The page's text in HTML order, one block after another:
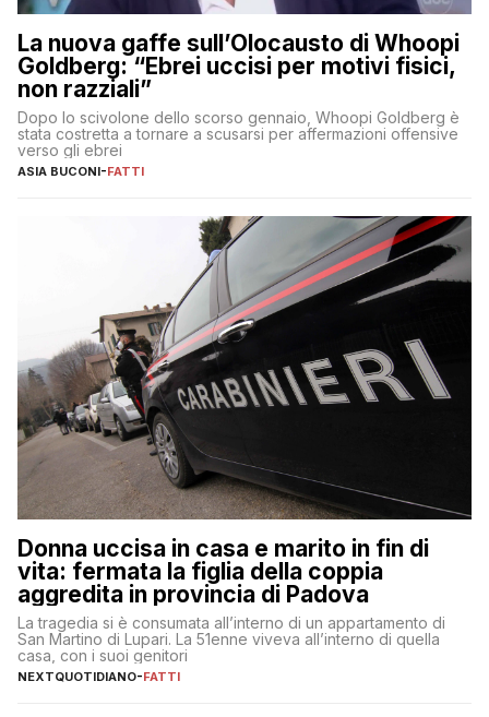
La nuova gaffe sull’Olocausto di Whoopi
Goldberg: “Ebrei uccisi per motivi fisici,
non razziali”
Dopo lo scivolone dello scorso gennaio, Whoopi Goldberg è
stata costretta a tornare a scusarsi per affermazioni offensive
verso gli ebrei
ASIA BUCONI-FATTI
Donna uccisa in casa e marito in fin di
vita: fermata la figlia della coppia
aggredita in provincia di Padova
La tragedia si è consumata all’interno di un appartamento di
San Martino di Lupari. La 51enne viveva all’interno di quella
casa, con i suoi genitori
NEXTQUOTIDIANO-FATTI